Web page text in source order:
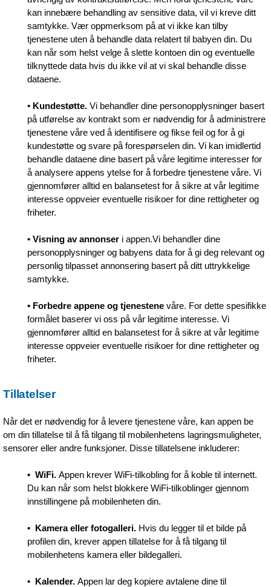
kan innebære behandling av sensitive data, vil vi kreve ditt
samtykke. Vær oppmerksom på at vi ikke kan tilby
tjenestene uten å behandle data relatert til babyen din. Du
kan når som helst velge å slette kontoen din og eventuelle
tilknyttede data hvis du ikke vil at vi skal behandle disse
dataene.
• Kundestøtte.Vi behandler dine personopplysninger basert
på utførelse av kontrakt som er nødvendig for å administrere
tjenestene våre ved å identifisere og fikse feil og for å gi
kundestøtte og svare på forespørselen din. Vi kan imidlertid
behandle dataene dine basert på våre legitime interesser for
å analysere appens ytelse for å forbedre tjenestene våre. Vi
gjennomfører alltid en balansetest for å sikre at vår legitime
interesse oppveier eventuelle risikoer for dine rettigheter og
friheter.
• Visning av annonser i appen.Vi behandler dine
personopplysninger og babyens data for å gi deg relevant og
personlig tilpasset annonsering basert på ditt uttrykkelige
samtykke.
• Forbedre appene og tjenestenevåre. For dette spesifikke
formålet baserer vi oss på vår legitime interesse. Vi
gjennomfører alltid en balansetest for å sikre at vår legitime
interesse oppveier eventuelle risikoer for dine rettigheter og
friheter.
Tillatelser
Når det er nødvendig for å levere tjenestene våre, kan appen be
om din tillatelse til å få tilgang til mobilenhetens lagringsmuligheter,
sensorer eller andre funksjoner. Disse tillatelsene inkluderer:
•WiFi.Appen krever WiFi-tilkobling for å koble til internett.
Du kan når som helst blokkere WiFi-tilkoblinger gjennom
innstillingene på mobilenheten din.
• Kamera eller fotogalleri. Hvis du legger til et bilde på
profilen din, krever appen tillatelse for å få tilgang til
mobilenhetens kamera eller bildegalleri.
• Kalender.Appen lar deg kopiere avtalene dine til